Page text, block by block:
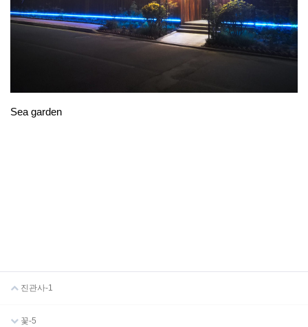
Sea garden
진관사-1
꽃-5